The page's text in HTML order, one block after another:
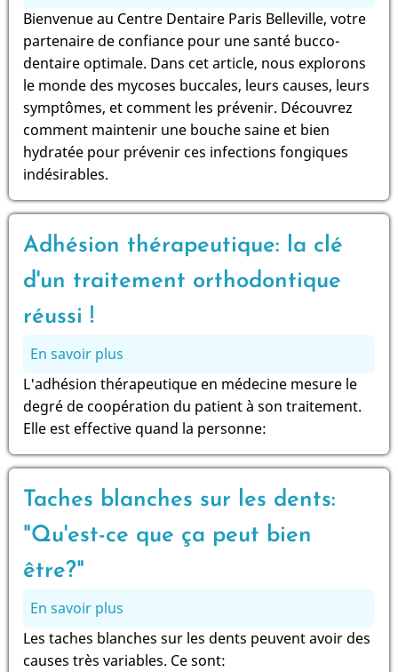
Les
mycoses
buccales:
affections
de
plus
en
répandues
Bienvenue au Centre Dentaire Paris Belleville, votre
partenaire de confiance pour une santé bucco-
dentaire optimale. Dans cet article, nous explorons
le monde des mycoses buccales, leurs causes, leurs
symptômes, et comment les prévenir. Découvrez
comment maintenir une bouche saine et bien
hydratée pour prévenir ces infections fongiques
indésirables.
Adhésion thérapeutique: la clé
d'un traitement orthodontique
réussi !
En savoir plus
Adhésion
thérapeutique:
clé
d'un
traitement
orthodontique
réussi
L'adhésion thérapeutique en médecine mesure le
degré de coopération du patient à son traitement.
Elle est effective quand la personne:
Taches blanches sur les dents:
"Qu'est-ce que ça peut bien
être?"
En savoir plus
Taches
blanches
Les taches blanches sur les dents peuvent avoir des
causes très variables. Ce sont: